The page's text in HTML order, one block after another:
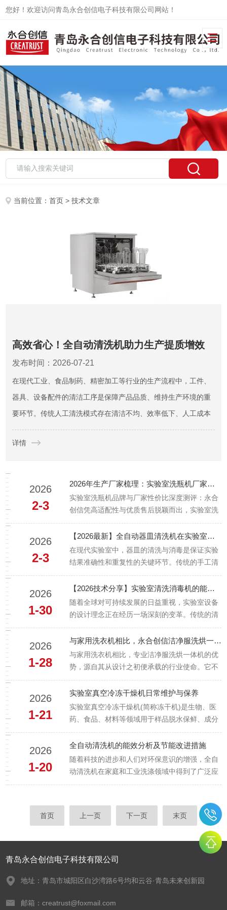
您好！欢迎访问青岛永合创信电子科技有限公司网站！
当前位置：首页 > 技术文章
高效省心！全自动清洗机助力生产提质增效
发布时间：2026-07-21
在现代工业、食品制药、精密加工等行业的生产流程中，工件、
器具、设备配件的清洁工序是保障产品品质、维持生产环境的重
要环节。传统人工清洗模式存在清洁不均、效率低下、人工成本
高、清洁标准不统一等诸多弊端。全自动清洗机依托自动化、标
准化、集成化的设计优势，替代传统人工清洗作业，实现全程
详情
2026
2-3
2026年生产厂家梳理：实验室洗瓶机厂家排名与选购指南，高性价比/高质量实验室洗瓶机生产厂家推荐
实验室洗瓶机品牌与厂家性价比深度测评：永合
创信凭高适配性与优质售后脱颖而出，实验室洗
瓶机怎么选/哪家好/品牌全解析在当今科研与工
业高度融合的时代，实验室的器皿清洗不再仅仅
是“洗干净”那么简单，而是关乎实验数据的准确
性、实验流程的高效性乃至实...
2026
2-3
【2026最新】全自动器皿清洗机在实验室中的应用优势
在现代实验室中，器皿的清洗与消毒是保证实验
结果准确性和重复性的关键环节。传统的手工清
洗方式不仅耗时耗力，而且容易造成交叉污染，
影响实验结果。为了解决这一问题，全自动器皿
清洗机的出现为实验室提供了一种高效、可靠的
清洗解决方案。本文将探讨全自动...
2026
1-30
【2026技术分享】实验室清洗消毒机的能效与环保设计
随着全球对可持续发展的日益重视，实验室设备
的设计理念正在经历一场深刻的变革。传统的清
洗消毒机往往被视为“耗能大户”和潜在的污染
源，而现代的、设计精良的设备则将高能效和环
保作为其核心竞争力。下面我们从能效设计和环
保设计两大维度，深入探讨现代实...
2026
1-28
与家用洗衣机相比，永合创信洁净服洗烘一体机，到底强在哪？
与家用洗衣机相比，专业洁净服洗烘一体机的优
势，源自其从设计之初便承载的行业使命。它不
仅是一台设备，更是洁净区环境的守护者，专为
满足GMP严苛规范而生。其核心区别在于：专业
级防污染，与体系化合规保障。1.核心设计，天
差地别永合创信洁净服洗烘一...
2026
1-21
实验室真空冷冻干燥机日常维护与保养
实验室真空冷冻干燥机(简称冻干机)是生物、医
药、食品、材料等领域用于样品脱水保鲜、成分
保留的关键设备，其核心依靠“冷冻-真空-升华”原
理完成干燥过程。设备运行状态直接影响样品冻
干效果、实验效率及设备使用寿命，因此需建立
规范的日常维护与保养流...
2026
1-20
全自动清洗机的能效分析及节能改进措施
随着科技的进步和人们对环保意识的增强，全自
动清洗机在家庭和工业洗涤领域中得到了广泛应
用。以其高效、便捷的特点，受到了消费者的青
在能耗方面的问题。本文将对其能效进行分析，
并提出相应的节能改进措施。一、...
首页 上一页 下一页 末页
青岛永合创信电子科技有限公司
地址：青岛市城阳区白沙湾路6号均和云谷·青岛未来创新园
邮箱：creatrust@foxmail.com